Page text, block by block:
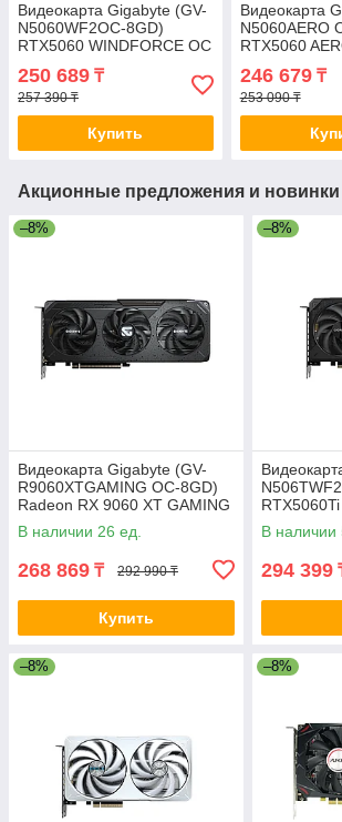
Видеокарта Gigabyte (GV-
N5060WF2OC-8GD)
RTX5060 WINDFORCE OC
8G 2-030460-TOP
250 689 ₸
257 390 ₸
Купить
Видеокарта
N5060AERO
RTX5060
030482-TOP
246 679₸
253 090 ₸
Акционные предложения и новинки
–8%
Видеокарта Gigabyte (GV-
R9060XTGAMING OC-8GD)
Radeon RX 9060 XT GAMING
OC 8G 2-030523-TOP
В наличии 26 ед.
268 869 ₸ 292 990 ₸
Купить
–8%
8G 2-
В наличии
294 399
–8% –8%